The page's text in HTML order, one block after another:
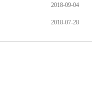
2018-09-04
2018-07-28